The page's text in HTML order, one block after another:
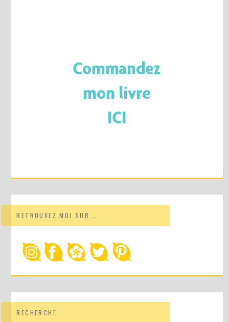
RETROUVEZ MOI SUR …
RECHERCHE